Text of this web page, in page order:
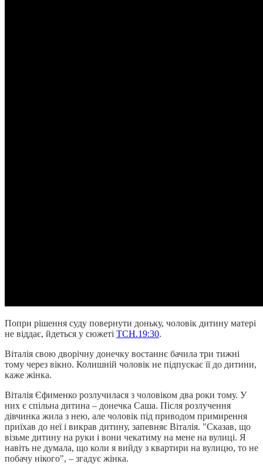
Попри рішення суду повернути доньку, чоловік дитину матері
не віддає, йдеться у сюжеті ТСН.19:30.
Віталія свою дворічну донечку востаннє бачила три тижні
тому через вікно. Колишній чоловік не підпускає її до дитини,
каже жінка.
Віталія Єфименко розлучилася з чоловіком два роки тому. У
них є спільна дитина – донечка Саша. Після розлучення
дівчинка жила з нею, але чоловік під приводом примирення
приїхав до неї і викрав дитину, запевняє Віталія. "Сказав, що
візьме дитину на руки і вони чекатиму на мене на вулиці. Я
навіть не думала, що коли я вийду з квартири на вулицю, то не
побачу нікого", – згадує жінка.